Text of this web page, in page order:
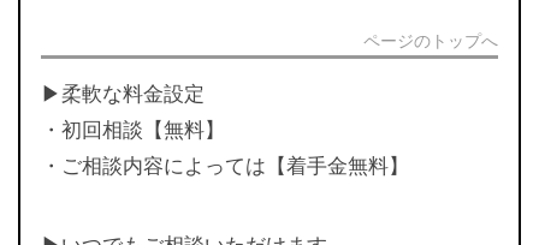
ページのトップへ
▶︎柔軟な料金設定
・初回相談【無料】
・ご相談内容によっては【着手金無料】